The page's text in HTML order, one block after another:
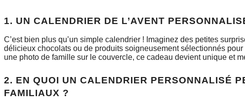
1. UN CALENDRIER DE L’AVENT
C’est bien plus qu’un simple calendrier ! Imaginez des petites
délicieux chocolats ou de produits soigneusement sélectionnés
une photo de famille sur le couvercle, ce cadeau devient unique et
2. EN QUOI UN CALENDRIER PERSONNALISÉ
FAMILIAUX ?